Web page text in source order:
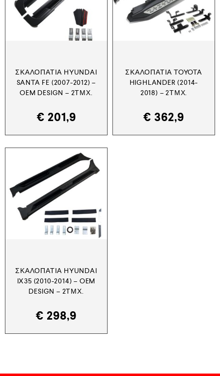
ΣΚΑΛΟΠΆΤΙΑ HYUNDAI
SANTA FE (2007-2012) –
OEM DESIGN – 2ΤΜΧ.
€ 201,9
ΣΚΑΛΟΠΆΤΙΑ TOYOTA
HIGHLANDER (2014-
2018) – 2ΤΜΧ.
€ 362,9
ΣΚΑΛΟΠΆΤΙΑ HYUNDAI
IX35 (2010-2014) – OEM
DESIGN – 2ΤΜΧ.
€ 298,9